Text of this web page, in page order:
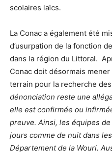
scolaires laïcs.
La Conac a également été
d’usurpation de la fonction
dans la région du Littoral.
Conac doit désormais
terrain pour la recherche
dénonciation reste une
elle est confirmée ou
preuve. Ainsi, les équipes
jours comme de nuit dans
Département de la Wouri.